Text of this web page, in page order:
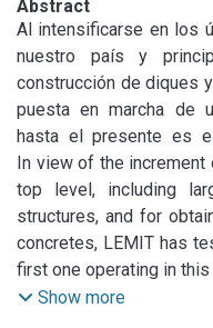
Abstract
Al intensificarse en los
nuestro país y
construcción de diques
puesta en marcha de
hasta el presente es
posibilita la obtención
hormigones sin
otros países.
En este trabajo se
los ensayos sobre
pudiendo con los
In view of the
top level, including
structures, and for
concretes, LEMIT has
first one operating in this
Results are given
Show more